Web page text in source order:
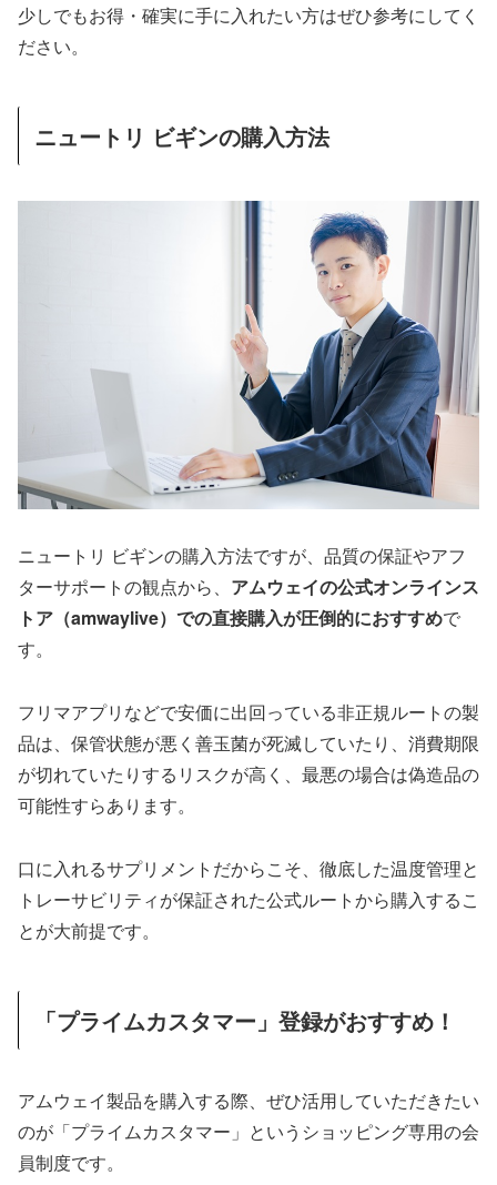
少しでもお得・確実に手に入れたい方はぜひ参考にしてく
ださい。
ニュートリ ビギンの購入方法
ニュートリ ビギンの購入方法ですが、品質の保証やアフ
ターサポートの観点から、 アムウェイの公式オンラインス
トア（amwaylive）での直接購入が圧倒的におすすめで
す。
フリマアプリなどで安価に出回っている非正規ルートの製
品は、保管状態が悪く善玉菌が死滅していたり、消費期限
が切れていたりするリスクが高く、最悪の場合は偽造品の
可能性すらあります。
口に入れるサプリメントだからこそ、徹底した温度管理と
トレーサビリティが保証された公式ルートから購入するこ
とが大前提です。
「プライムカスタマー」登録がおすすめ！
アムウェイ製品を購入する際、ぜひ活用していただきたい
のが「プライムカスタマー」というショッピング専用の会
員制度です。